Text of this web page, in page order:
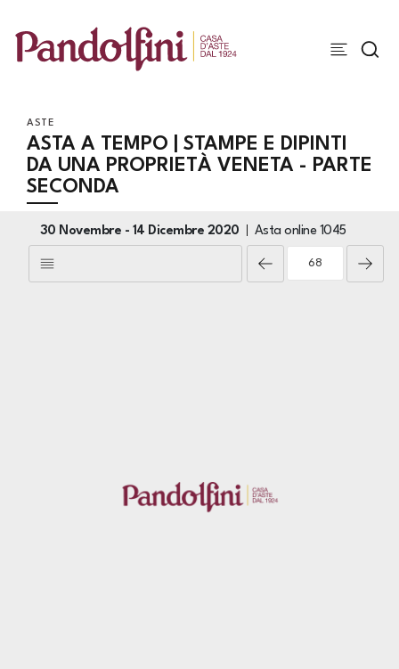
ASTE
ASTA A TEMPO | STAMPE E DIPINTI
DA UNA PROPRIETÀ VENETA - PARTE
SECONDA
30 Novembre - 14 Dicembre 2020 Asta online 1045